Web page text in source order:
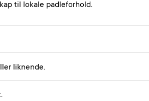
til lokale padleforhold.
liknende.